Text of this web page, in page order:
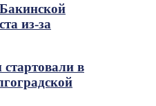
из-за
стартовали в